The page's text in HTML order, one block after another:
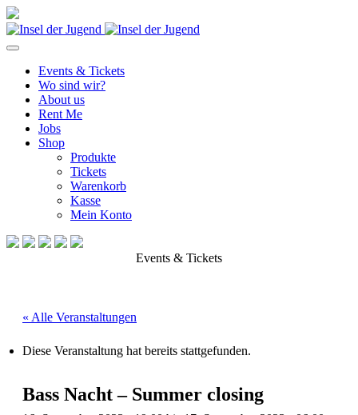
Events & Tickets
Wo sind wir?
About us
Rent Me
Jobs
Shop
Produkte
Tickets
Warenkorb
Kasse
Mein Konto
Events & Tickets
« Alle Veranstaltungen
Diese Veranstaltung hat bereits stattgefunden.
Bass Nacht – Summer closing